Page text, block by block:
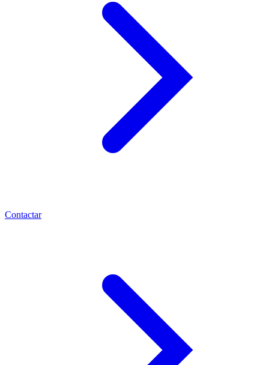
Contactar